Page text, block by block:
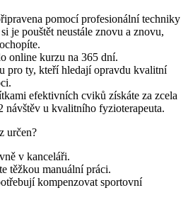
pomocí profesionální techniky
je pouštět neustále znovu a znovu,
online kurzu na 365 dní.
pro ty, kteří hledají opravdu kvalitní
efektivních cviků získáte za zcela
návštěv u kvalitního fyzioterapeuta.
určen?
v kanceláři.
těžkou manuální práci.
kompenzovat sportovní